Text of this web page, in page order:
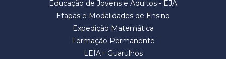
Educação de Jovens e Adultos - EJA
Etapas e Modalidades de Ensino
Expedição Matemática
Formação Permanente
LEIA+ Guarulhos